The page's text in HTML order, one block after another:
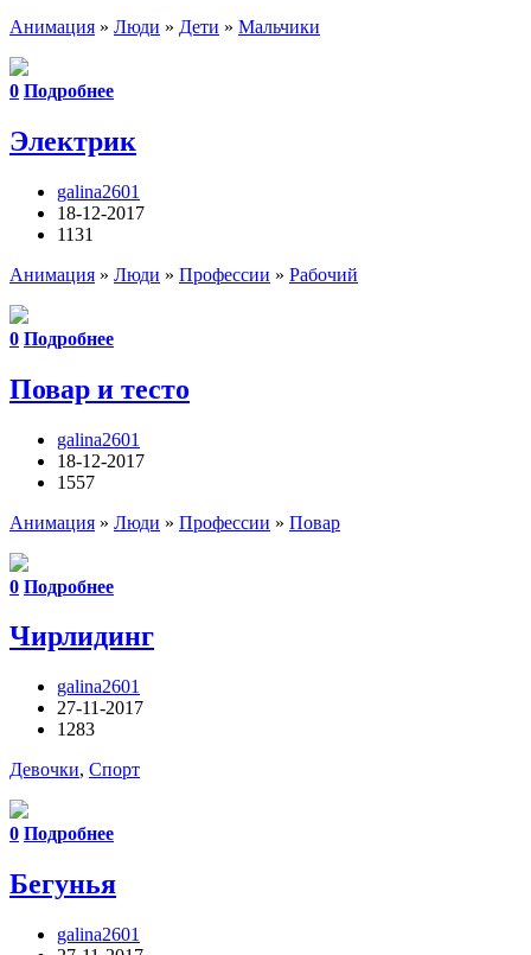
Анимация » Люди » Дети » Мальчики
0 Подробнее
Электрик
galina2601
18-12-2017
1131
Анимация » Люди » Профессии » Рабочий
0 Подробнее
Повар и тесто
galina2601
18-12-2017
1557
Анимация » Люди » Профессии » Повар
0 Подробнее
Чирлидинг
galina2601
27-11-2017
1283
Девочки, Спорт
0 Подробнее
Бегунья
galina2601